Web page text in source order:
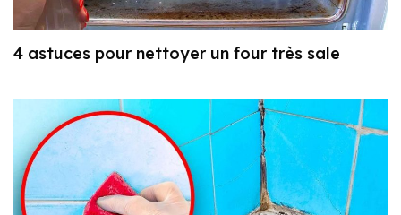
4 astuces pour nettoyer un four très sale